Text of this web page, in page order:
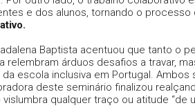
e dos alunos, tornando o processo
Baptista acentuou que tanto o
relembram árduos desafios a travar,
escola inclusiva em Portugal.
deste seminário finalizou
qualquer traço ou atitude “de